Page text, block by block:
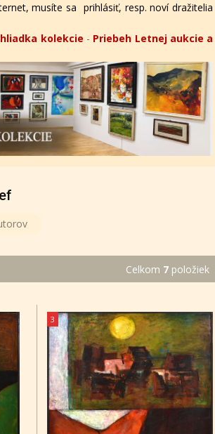
musíte sa prihlásiť, resp. noví dražitelia
kolekcie - Priebeh Letnej aukcie a
Celkom 7 položiek
3